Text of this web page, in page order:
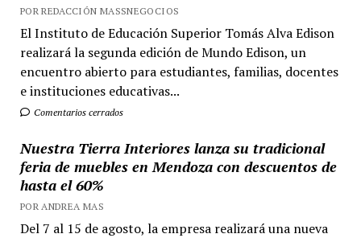
POR REDACCIÓN MASSNEGOCIOS
El Instituto de Educación Superior Tomás Alva Edison
realizará la segunda edición de Mundo Edison, un
encuentro abierto para estudiantes, familias, docentes
e instituciones educativas...
Comentarios cerrados
Nuestra Tierra Interiores lanza su tradicional
feria de muebles en Mendoza con descuentos de
hasta el 60%
POR ANDREA MAS
Del 7 al 15 de agosto, la empresa realizará una nueva